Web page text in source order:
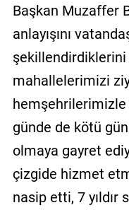
Başkan Muzaffer
anlayışını
şekillendirdiklerini
mahallelerimizi
hemşehrilerimizle
günde de kötü
olmaya gayret
çizgide hizmet
nasip etti, 7